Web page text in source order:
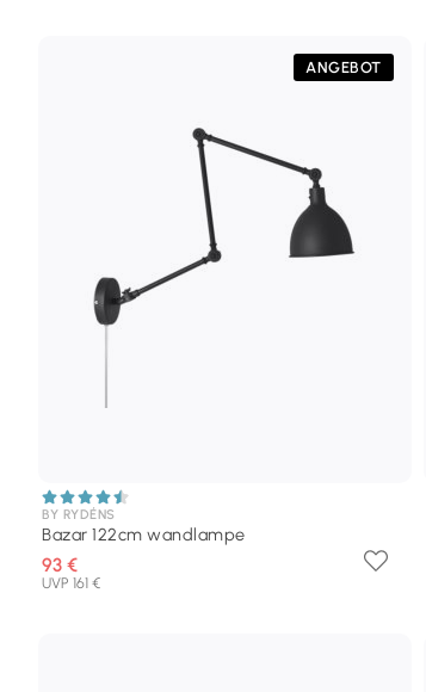
ANGEBOT
BY RYDÉNS
Bazar 122cm wandlampe
93 €
UVP 161 €